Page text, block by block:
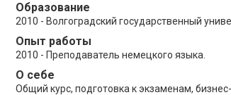
Образование
2010 - Волгоградский государственный
Опыт работы
2010 - Преподаватель немецкого языка.
О себе
Общий курс, подготовка к экзаменам,